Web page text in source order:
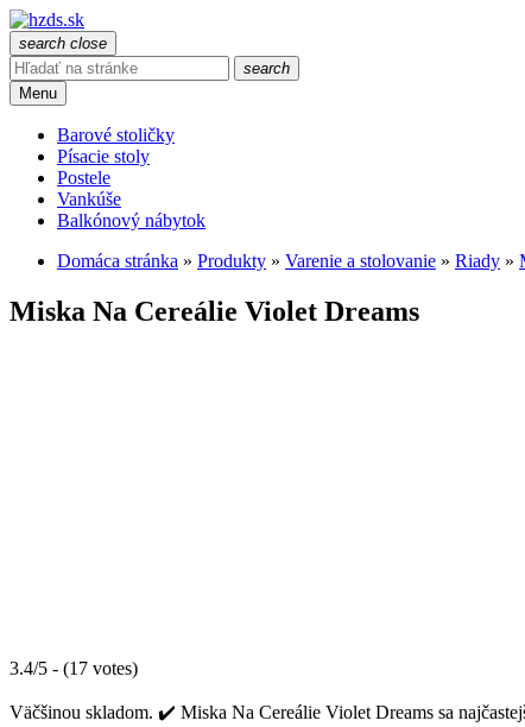
search close
search
Menu
Barové stoličky
Písacie stoly
Postele
Vankúše
Balkónový nábytok
Domáca stránka » Produkty » Varenie a stolovanie » Riady »
Miska Na Cereálie Violet Dreams
3.4/5 - (17 votes)
Väčšinou skladom. ✔️ Miska Na Cereálie Violet Dreams sa